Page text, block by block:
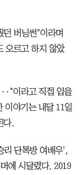
던 버닝썬"이라며
오르고 하지 않았
이라고 직접 입을
이야기는 내달 11일
다.
단톡방 여배우',
에 시달렸다. 2019